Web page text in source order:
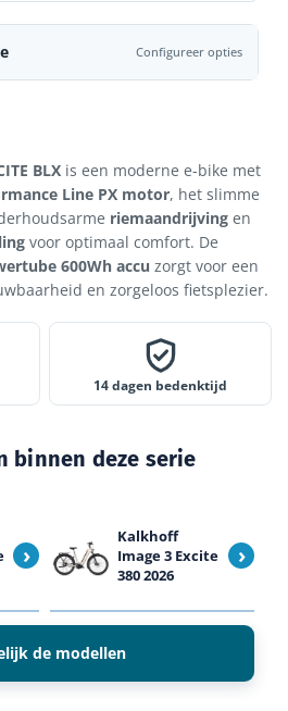
Configureer opties
BLX is een moderne e-bike met
Line PX motor, het slimme
riemaandrijving en
voor optimaal comfort. De
600Wh accu zorgt voor een
en zorgeloos fietsplezier.
14 dagen bedenktijd
binnen deze serie
›
Kalkhoff
Image 3 Excite
380 2026
›
de modellen